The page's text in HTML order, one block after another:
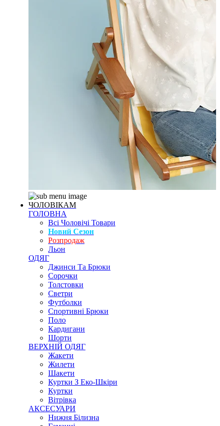
ЧОЛОВІКАМ
ГОЛОВНА
Всі Чоловічі Товари
Новий Сезон
Розпродаж
Льон
ОДЯГ
Джинси Та Брюки
Сорочки
Толстовки
Светри
Футболки
Спортивні Брюки
Поло
Кардигани
Шорти
ВЕРХНІЙ ОДЯГ
Жакети
Жилети
Шакети
Куртки З Еко-Шкіри
Куртки
Вітрівка
АКСЕСУАРИ
Нижня Білизна